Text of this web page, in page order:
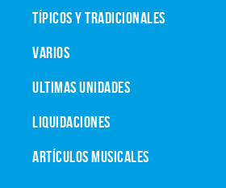
TÍPICOS Y TRADICIONALES
VARIOS
ULTIMAS UNIDADES
LIQUIDACIONES
ARTÍCULOS MUSICALES